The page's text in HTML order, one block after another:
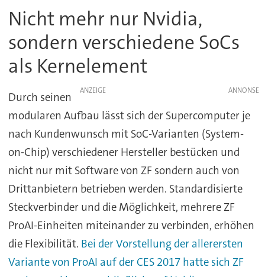
Nicht mehr nur Nvidia,
sondern verschiedene SoCs
als Kernelement
ANZEIGE
Durch seinen
modularen Aufbau lässt sich der Supercomputer je
nach Kundenwunsch mit SoC-Varianten (System-
on-Chip) verschiedener Hersteller bestücken und
nicht nur mit Software von ZF sondern auch von
Drittanbietern betrieben werden. Standardisierte
Steckverbinder und die Möglichkeit, mehrere ZF
ProAI-Einheiten miteinander zu verbinden, erhöhen
die Flexibilität. Bei der Vorstellung der allerersten
Variante von ProAI auf der CES 2017 hatte sich ZF